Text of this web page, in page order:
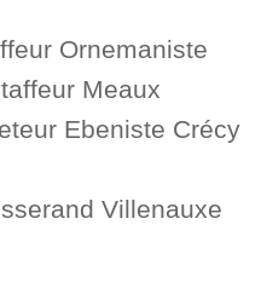
Ornemaniste
Meaux
Ebeniste Crécy
Villenauxe